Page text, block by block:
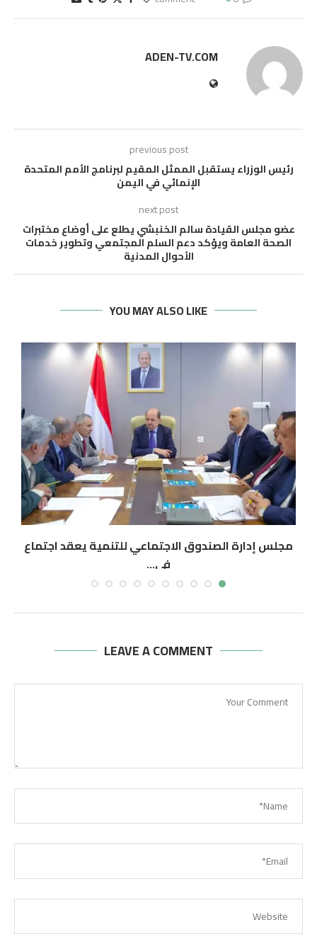
ADEN-TV.COM
previous post
رئيس الوزراء يستقبل الممثل المقيم لبرنامج الأمم المتحدة
الإنمائي في اليمن
next post
عضو مجلس القيادة سالم الخنبشي يطلع على أوضاع مختبرات
الصحة العامة ويؤكد دعم السلم المجتمعي وتطوير خدمات
الأحوال المدنية
YOU MAY ALSO LIKE
مجلس إدارة الصندوق الاجتماعي للتنمية يعقد اجتماع
في...
أغسطس 5, 2026
LEAVE A COMMENT